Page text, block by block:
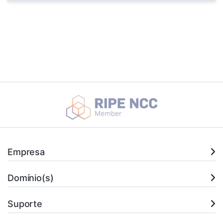
Empresa
Domínio(s)
Suporte